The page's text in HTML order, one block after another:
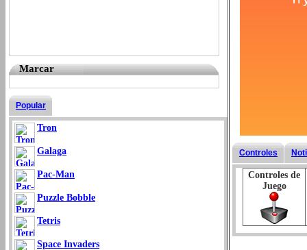
Marcar
Popular
Tron
Galaga
Pac-Man
Puzzle Bobble
Tetris
Space Invaders
Controles
Controles de
Juego